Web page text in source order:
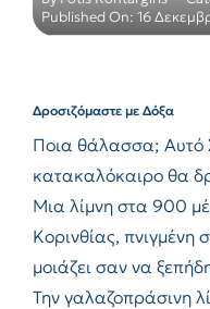
Published On: 16
Δροσιζόμαστε με Δόξα
Ποια θάλασσα; Αυτό
κατακαλόκαιρο θα
Μια λίμνη στα 900
Κορινθίας, πνιγμένη
μοιάζει σαν να
Την γαλαζοπράσινη